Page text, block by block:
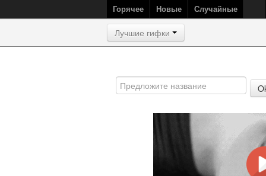
Горячее Новые Случайные
Лучшие гифки